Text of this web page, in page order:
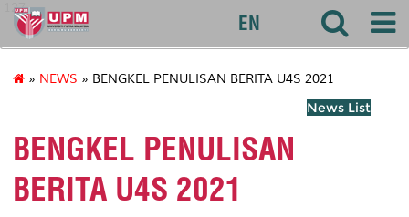
127
EN
» NEWS » BENGKEL PENULISAN BERITA U4S 2021
News List
BENGKEL PENULISAN
BERITA U4S 2021